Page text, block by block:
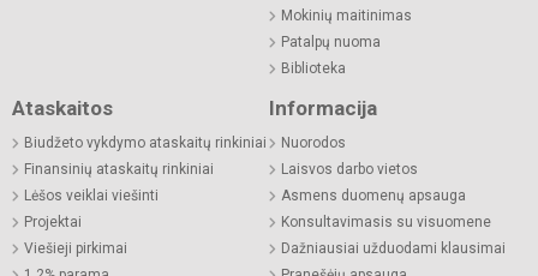
Mokinių maitinimas
Patalpų nuoma
Biblioteka
Ataskaitos
Biudžeto vykdymo ataskaitų rinkiniai
Finansinių ataskaitų rinkiniai
Lėšos veiklai viešinti
Projektai
Viešieji pirkimai
Informacija
Nuorodos
Laisvos darbo vietos
Asmens duomenų apsauga
Konsultavimasis su visuomene
Dažniausiai užduodami klausimai